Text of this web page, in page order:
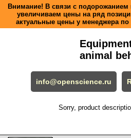
Внимание! В связи с
увеличиваем цены на ряд
актуальные цены у менеджера по
animal
info@openscience.ru
Sorry, product